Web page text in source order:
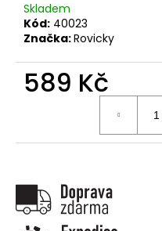
Skladem
Kód: 40023
Značka:Rovicky
589 Kč